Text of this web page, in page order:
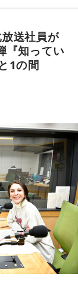
の音楽ファンを
さらに各々の音
てくれた。感動を
ズムは、この先
いくべき“文化”な
イミキ
Miyashiya
に、第1部は午後
2部はイベント来
深堀トークを披
（番組オリジナル
始
日本ハムファイタ
分～9時00分
監督代行）
そこまで言っち
ナ
メディアプラス
送メディアプラス
て彼女たちが声
品を朗読し、オ
や、被災地・石巻
クト。過去の作
のために全額寄付
ねもねR』 12年の
8時00分
r/
pro.jp/?
ことになった。
年の道のりを振り
様への今までの
エールを届ける1
前高田に実際に
、今年3月末をもっ
もねR』の音源も番
8月にご逝去され
円（2025年2月
のようにコメン
ねR』の活動も、
送社員が
『知ってい
1の間